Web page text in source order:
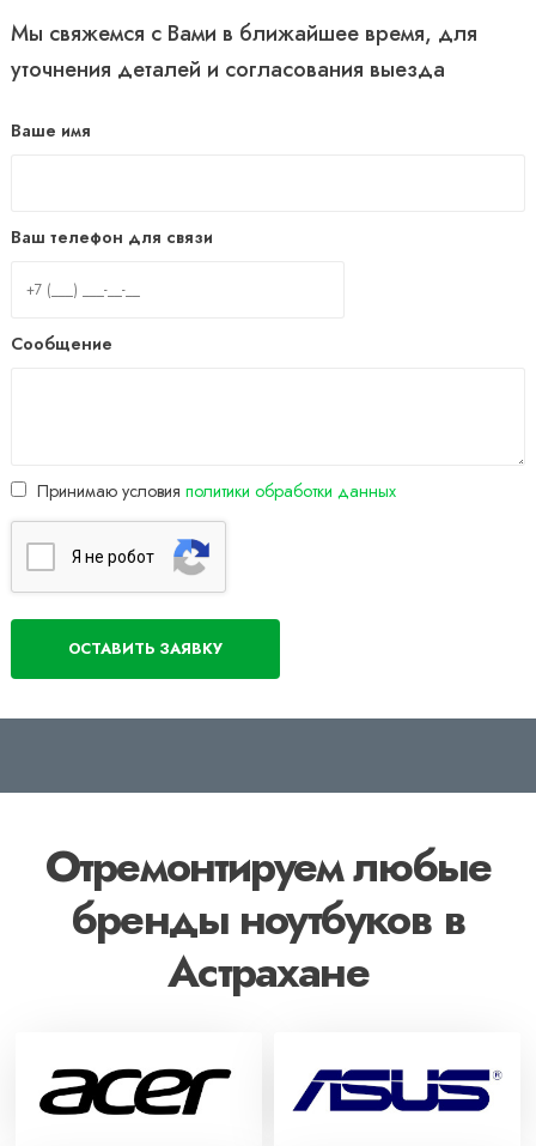
Мы свяжемся с Вами в ближайшее время, для
уточнения деталей и согласования выезда
Ваше имя
Ваш телефон для связи
Сообщение
Принимаю условия политики обработки данных
Я нe poбoт
Отремонтируем любые
бренды ноутбуков в
Астрахане